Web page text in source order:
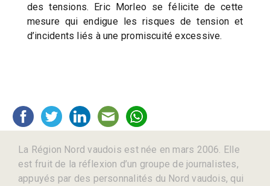
des tensions. Eric Morleo se félicite de cette
mesure qui endigue les risques de tension et
d’incidents liés à une promiscuité excessive.
La Région Nord vaudois est née en mars 2006. Elle
est fruit de la réflexion d’un groupe de journalistes,
appuyés par des personnalités du Nord vaudois, qui